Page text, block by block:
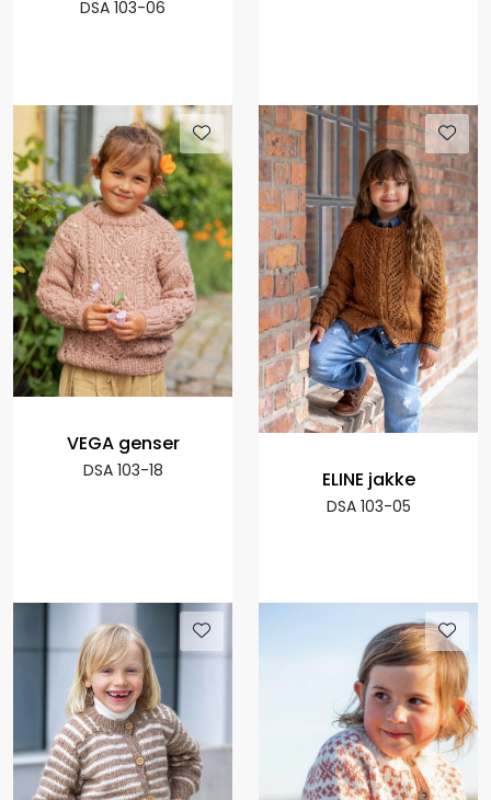
DSA 103-06
VEGA genser
DSA 103-18 ELINE jakke
DSA 103-05